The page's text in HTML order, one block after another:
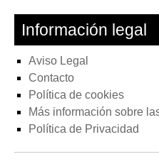
Información legal
Aviso Legal
Contacto
Política de cookies
Más información sobre
Política de Privacidad